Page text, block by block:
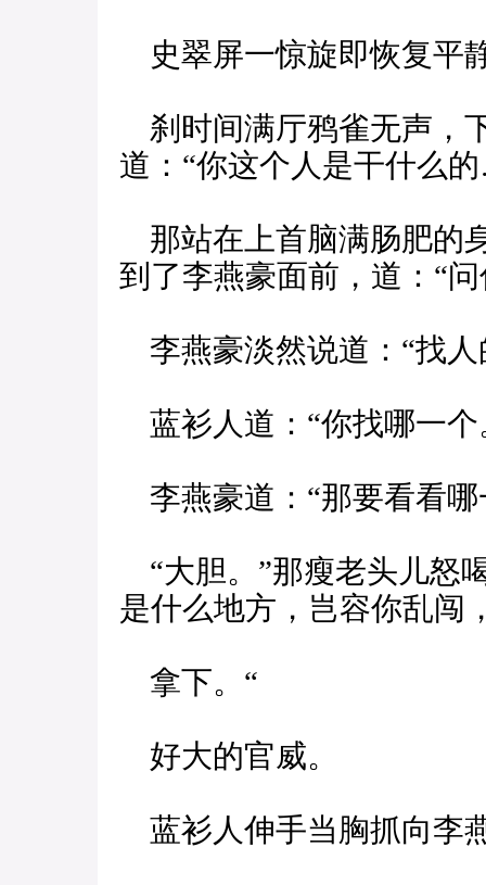
史翠屏一惊旋即恢复平
刹时间满厅鸦雀无声，
道：“你这个人是干什么
那站在上首脑满肠肥的
到了李燕豪面前，道：“
李燕豪淡然说道：“找人
蓝衫人道：“你找哪一个
李燕豪道：“那要看看哪
“大胆。”那瘦老头儿怒
是什么地方，岂容你乱闯
拿下。“
好大的官威。
蓝衫人伸手当胸抓向李